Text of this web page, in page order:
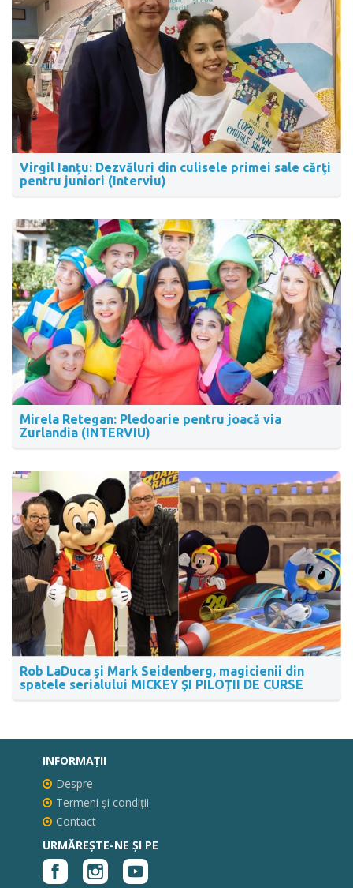
Virgil Ianțu: Dezvăluri din culisele primei sale cărţi
pentru juniori (Interviu)
Mirela Retegan: Pledoarie pentru joacă via
Zurlandia (INTERVIU)
Rob LaDuca şi Mark Seidenberg, magicienii din
spatele serialului MICKEY ŞI PILOŢII DE CURSE
INFORMAŢII
Despre
Termeni și condiții
Contact
URMĂREȘTE-NE ȘI PE